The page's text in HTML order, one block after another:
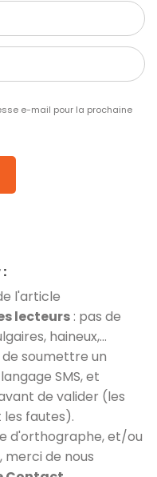
e-mail pour la prochaine
l'article
lecteurs : pas de
haineux,…
soumettre un
SMS, et
de valider (les
les fautes).
d'orthographe, et/ou
merci de nous